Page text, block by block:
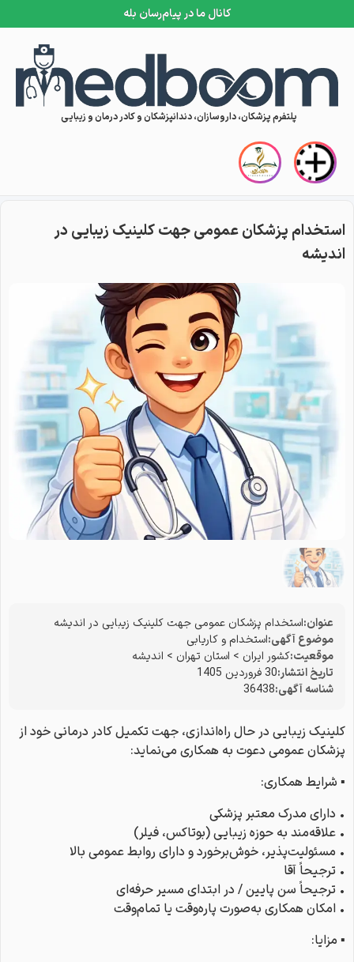
کانال ما در پیام‌رسان بله
Skip to content
پلتفرم پزشکان، داروسازان، دندانپزشکان و کادر درمان و زیبایی
استخدام پزشکان عمومی جهت کلینیک زیبایی در
اندیشه
عنوان:استخدام پزشکان عمومی جهت کلینیک زیبایی در اندیشه
موضوع آگهی:استخدام و کاریابی
موقعیت:کشور ایران > استان تهران > اندیشه
تاریخ انتشار:30 فروردین 1405
شناسه آگهی:36438
کلینیک زیبایی در حال راه‌اندازی، جهت تکمیل کادر درمانی خود از
پزشکان عمومی دعوت به همکاری می‌نماید:
▪ شرایط همکاری:
• دارای مدرک معتبر پزشکی
• علاقه‌مند به حوزه زیبایی (بوتاکس، فیلر)
• مسئولیت‌پذیر، خوش‌برخورد و دارای روابط عمومی بالا
• ترجیحاً آقا
• ترجیحاً سن پایین / در ابتدای مسیر حرفه‌ای
• امکان همکاری به‌صورت پاره‌وقت یا تمام‌وقت
▪ مزایا: